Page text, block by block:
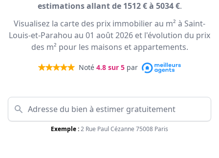
estimations allant de 1512 € à 5034 €.
Visualisez la carte des prix immobilier au m² à Saint-
Louis-et-Parahou au 01 août 2026 et l'évolution du prix
des m² pour les maisons et appartements.
Noté 4.8 sur 5 par
Exemple :2 Rue Paul Cézanne 75008 Paris